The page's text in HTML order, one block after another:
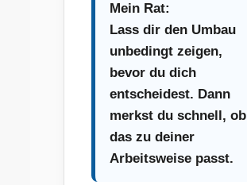
Mein Rat:
Lass dir den Umbau
unbedingt zeigen,
bevor du dich
entscheidest. Dann
merkst du schnell, ob
das zu deiner
Arbeitsweise passt.